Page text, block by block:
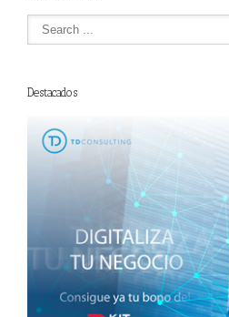
Destacados